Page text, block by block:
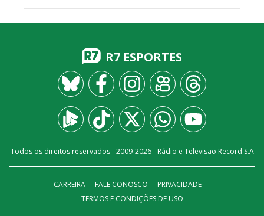
R7 ESPORTES
Todos os direitos reservados - 2009-2026- Rádio e Televisão Record S.A
CARREIRA FALE CONOSCO
PRIVACIDADE
TERMOS E CONDIÇÕES DE USO